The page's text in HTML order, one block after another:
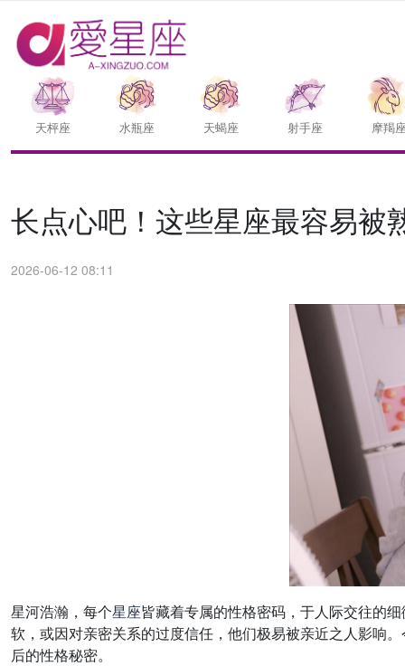
天枰座 水瓶座 天蝎座 射手座 摩羯
长点心吧！这些星座最容易被
2026-06-12 08:11
星河浩瀚，每个星座皆藏着专属的性格密码，于人际交往的
软，或因对亲密关系的过度信任，他们极易被亲近之人影响
后的性格秘密。